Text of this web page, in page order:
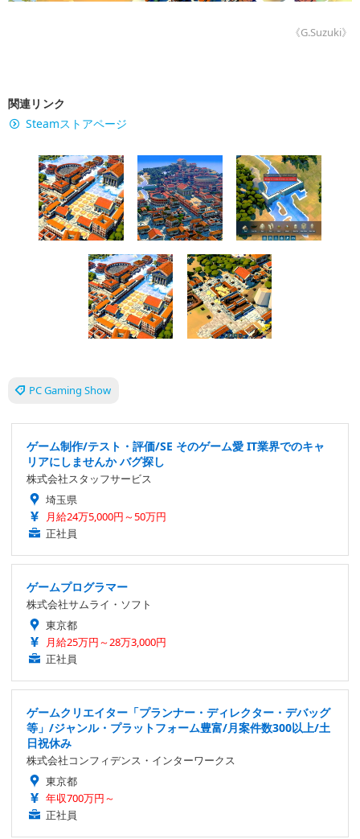
《G.Suzuki》
関連リンク
Steamストアページ
PC Gaming Show
ゲーム制作/テスト・評価/SE そのゲーム愛 IT業界でのキャ
リアにしませんか バグ探し
株式会社スタッフサービス
埼玉県
月給24万5,000円～50万円
正社員
ゲームプログラマー
株式会社サムライ・ソフト
東京都
月給25万円～28万3,000円
正社員
ゲームクリエイター「プランナー・ディレクター・デバッグ
等」/ジャンル・プラットフォーム豊富/月案件数300以上/土
日祝休み
株式会社コンフィデンス・インターワークス
東京都
年収700万円～
正社員